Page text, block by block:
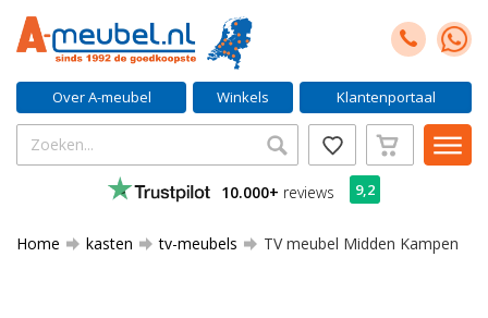
Over A-meubel Winkels Klantenportaal
10.000+ reviews 9,2
Home kasten tv-meubels TV meubel Midden Kampen